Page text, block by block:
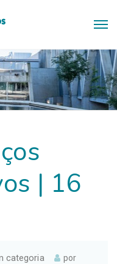
| 16
categoria por